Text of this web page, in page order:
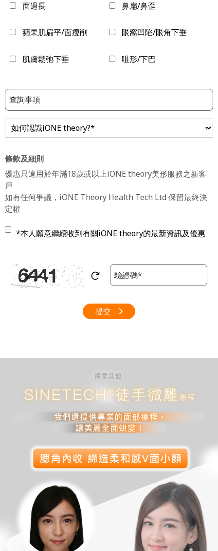
面過長 鼻扁/鼻歪
蘋果肌扁平/面瘦削 眼窩凹陷/眼角下垂
肌膚鬆弛下垂 咀形/下巴
條款及細則
優惠只適用於年滿18歲或以上iONE theory美形服務之新客
戶
如有任何爭議，iONE Theory Health Tech Ltd 保留最終決
定權
*本人願意繼續收到有關iONE theory的最新資訊及優惠
提交